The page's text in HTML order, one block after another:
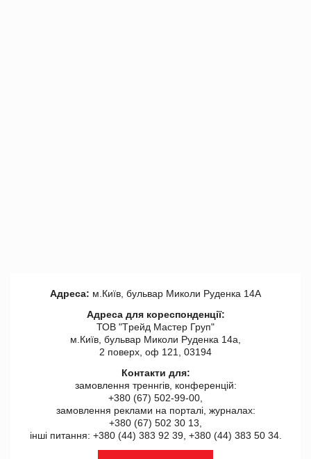
Адреса: м.Київ, бульвар Миколи Руденка 14А
Адреса для кореспонденції:
ТОВ "Tрейд Мастер Груп"
м.Київ, бульвар Миколи Руденка 14а,
2 поверх, оф 121, 03194
Контакти для:
замовлення треннгів, конференцій:
+380 (67) 502-99-00,
замовлення реклами на порталі, журналах:
+380 (67) 502 30 13,
інші питання: +380 (44) 383 92 39, +380 (44) 383 50 34.